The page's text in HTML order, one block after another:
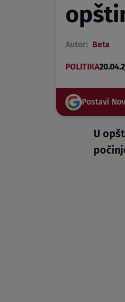
Autor: Beta
POLITIKA
Postavi
U